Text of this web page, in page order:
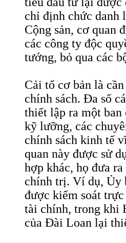
chỉ định chức danh
Cộng sản, cơ quan
các công ty độc
tướng, bỏ qua các
Cải tổ cơ bản là
chính sách. Đa số
thiết lập ra một
kỹ lưỡng, các
chính sách kinh tế
quan này được sử
hợp khác, họ đưa
chính trị. Ví dụ, Ủy
được kiểm soát
tài chính, trong khi
của Đài Loan lại